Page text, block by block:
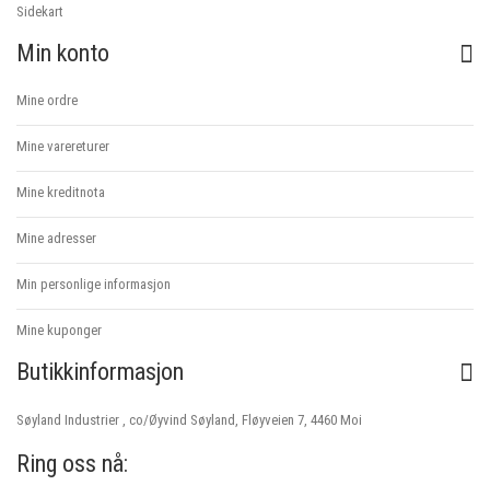
Sidekart
Min konto
Mine ordre
Mine varereturer
Mine kreditnota
Mine adresser
Min personlige informasjon
Mine kuponger
Butikkinformasjon
Søyland Industrier , co/Øyvind Søyland, Fløyveien 7, 4460 Moi
Ring oss nå: